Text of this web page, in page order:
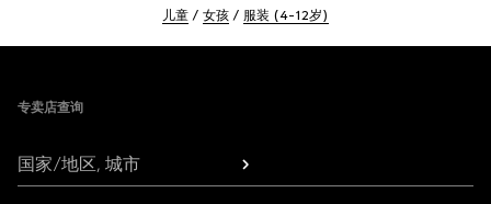
儿童 女孩 服装 (4-12岁)
专卖店查询
国家/地区, 城市